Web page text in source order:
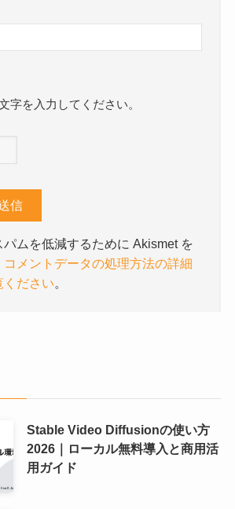
字を入力してください。
パムを低減するために Akismet を
コメントデータの処理方法の詳細
ください。
Stable Video Diffusionの使い方
2026｜ローカル無料導入と商用活
用ガイド